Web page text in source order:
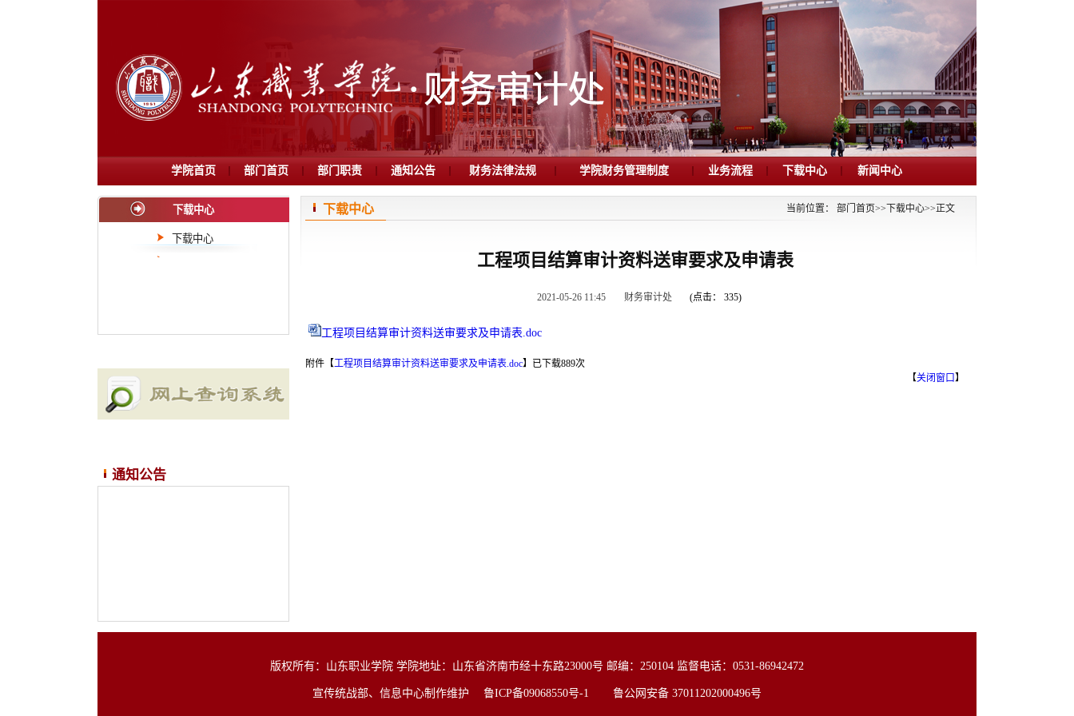
学院首页 部门首页 部门职责 通知公告 财务法律法规 学院财务管理制度 业务流程 下载中心 新闻中心
下载中心
下载中心
通知公告
下载中心 当前位置： 部门首页>> 下载中心>>正文
工程项目结算审计资料送审要求及申请表
2021-05-26 11:45 财务审计处 (点击： 335)
工程项目结算审计资料送审要求及申请表.doc
附件【工程项目结算审计资料送审要求及申请表.doc】 已下载889次
【关闭窗口】
版权所有：山东职业学院 学院地址：山东省济南市经十东路23000号 邮编：250104 监督电话：0531-86942472
宣传统战部、信息中心制作维护 鲁ICP备09068550号-1 鲁公网安备 37011202000496号